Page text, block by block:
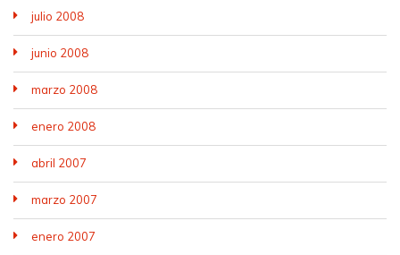
julio 2008
junio 2008
marzo 2008
enero 2008
abril 2007
marzo 2007
enero 2007